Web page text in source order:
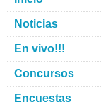
Noticias
En vivo!!!
Concursos
Encuestas